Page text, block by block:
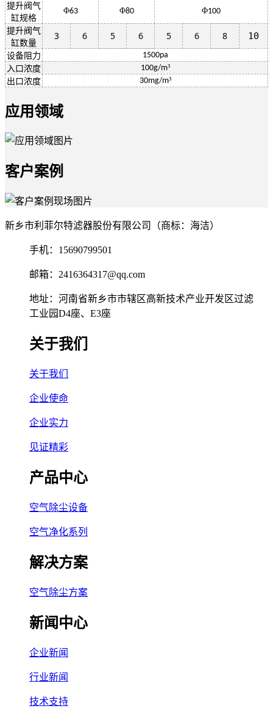
提升阀气
缸规格
Φ63 Φ80 Φ100
提升阀气
缸数量
3 6 5 6 5 6 8 10
设备阻力
1500pa
入口浓度
100g/m³
出口浓度
30mg/m³
应用领域
客户案例
新乡市利菲尔特滤器股份有限公司（商标：海洁）
手机：15690799501
邮箱：2416364317@qq.com
地址：河南省新乡市市辖区高新技术产业开发区过滤
工业园D4座、E3座
关于我们
关于我们
企业使命
企业实力
见证精彩
产品中心
空气除尘设备
空气净化系列
解决方案
空气除尘方案
新闻中心
企业新闻
行业新闻
技术支持